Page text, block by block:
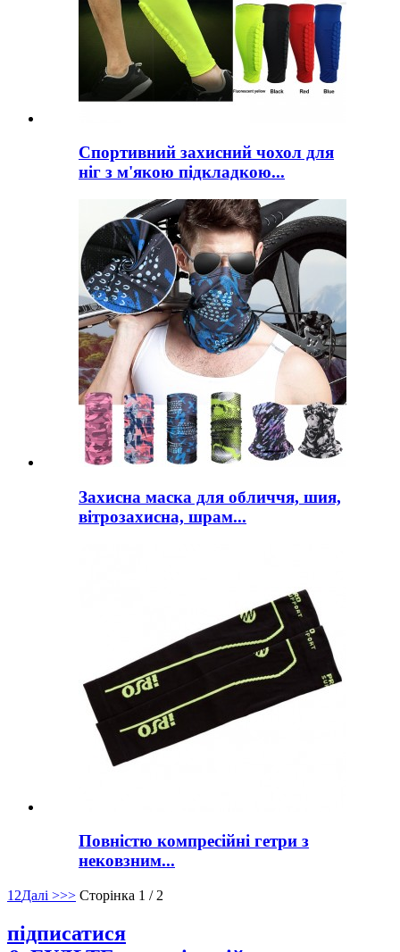
Спортивний захисний чохол для
ніг з м'якою підкладкою...
Захисна маска для обличчя, шия,
вітрозахисна, шрам...
Повністю компресійні гетри з
нековзним...
1 2Далі >>> Сторінка 1 / 2
підписатися